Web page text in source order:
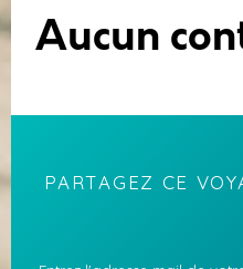
Aucun
PARTAGEZ CE